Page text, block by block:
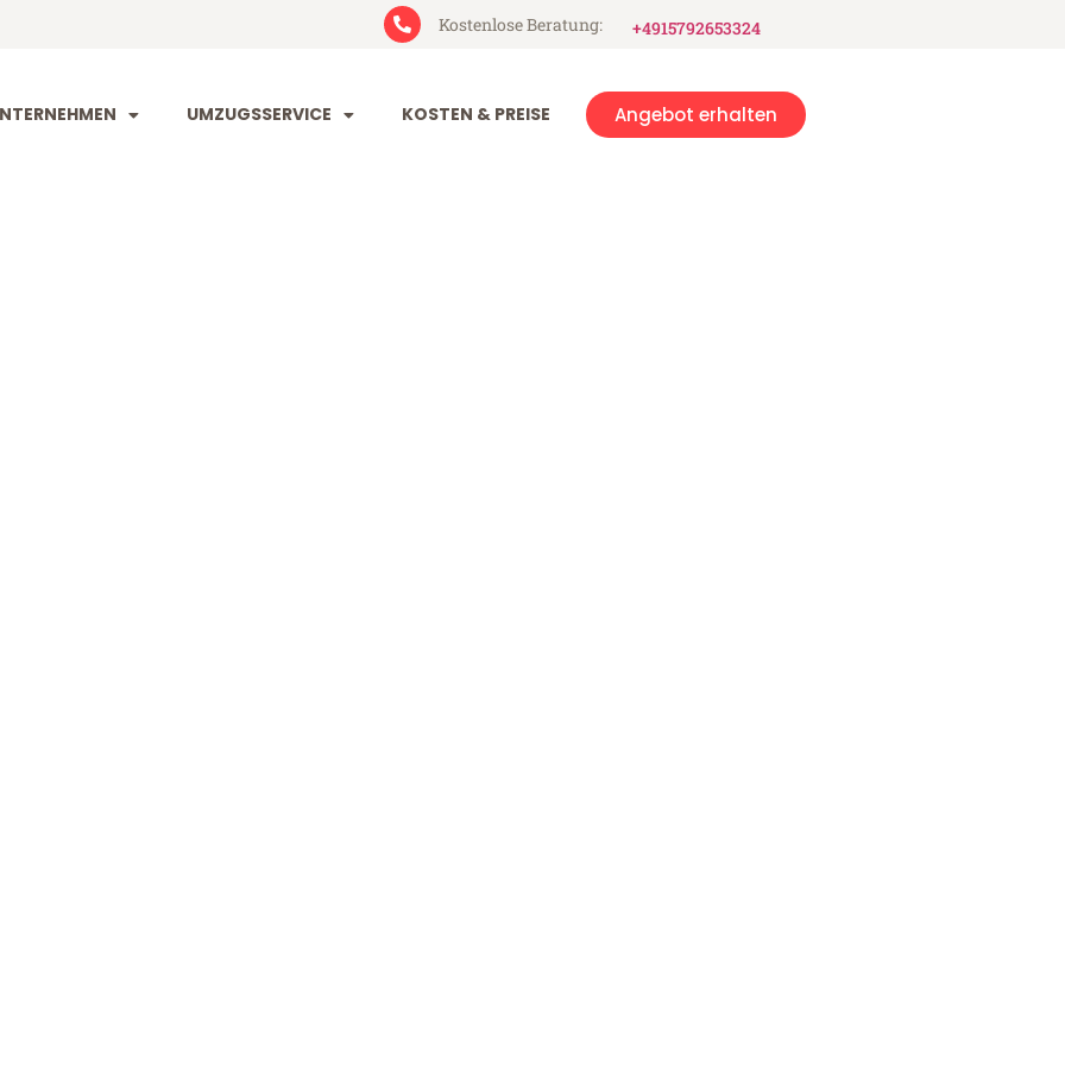
Kostenlose Beratung: +4915792653324
UMZUGSSERVICE KOSTEN & PREISE Angebot erhalten